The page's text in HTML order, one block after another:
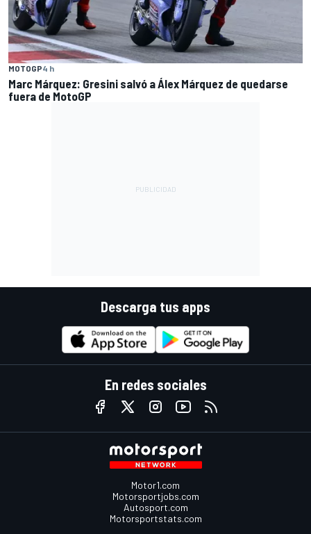
MOTOGP4 h
Marc Márquez: Gresini salvó a Álex Márquez de quedarse
fuera de MotoGP
Descarga tus apps
En redes sociales
Motor1.com
Motorsportjobs.com
Autosport.com
Motorsportstats.com